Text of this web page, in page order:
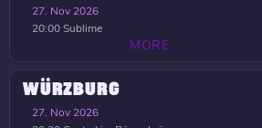
27. Nov 2026
20:00Sublime
MORE
WÜRZBURG
27. Nov 2026